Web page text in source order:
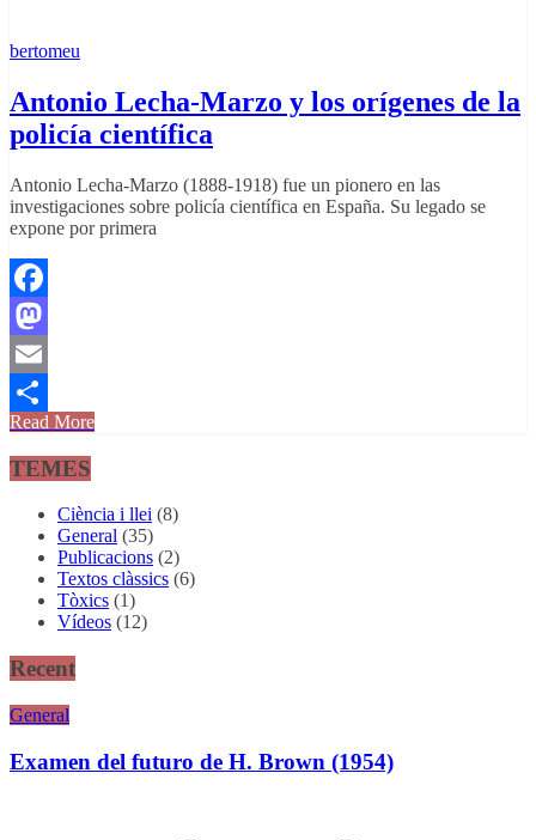
bertomeu
Antonio Lecha-Marzo y los orígenes de la
policía científica
Antonio Lecha-Marzo (1888-1918) fue un pionero en las
investigaciones sobre policía científica en España. Su legado se
expone por primera
Facebook
Mastodon
Email
Comparteix
Read More
TEMES
Ciència i llei (8)
General (35)
Publicacions (2)
Textos clàssics (6)
Tòxics (1)
Vídeos (12)
Recent
General
Examen del futuro de H. Brown (1954)